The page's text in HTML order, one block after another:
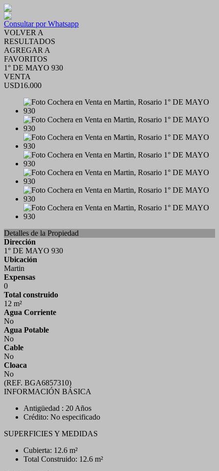
Consultar por Whatsapp
VOLVER A
RESULTADOS
AGREGAR A
FAVORITOS
1° DE MAYO 930
VENTA
USD16.000
Detalles de la Propiedad
Dirección
1° DE MAYO 930
Ubicación
Martin
Expensas
0
Total construido
12 m²
Agua Corriente
No
Agua Potable
No
Cable
No
Cloaca
No
(REF. BGA6857310)
INFORMACIÓN BÁSICA
Antigüedad : 20 Años
Crédito: No especificado
SUPERFICIES Y MEDIDAS
Cubierta: 12.6 m²
Total Construido: 12.6 m²